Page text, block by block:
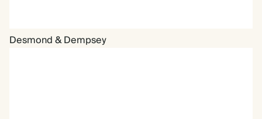
Desmond & Dempsey